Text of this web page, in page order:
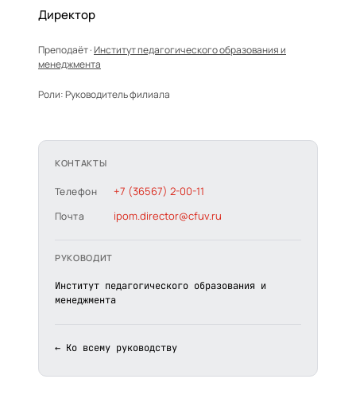
Директор
Преподаёт ·Институт педагогического образования и
менеджмента
Роли:Руководитель филиала
КОНТАКТЫ
Телефон +7 (36567) 2-00-11
Почта ipom.director@cfuv.ru
РУКОВОДИТ
Институт педагогического образования и
менеджмента
← Ко всему руководству